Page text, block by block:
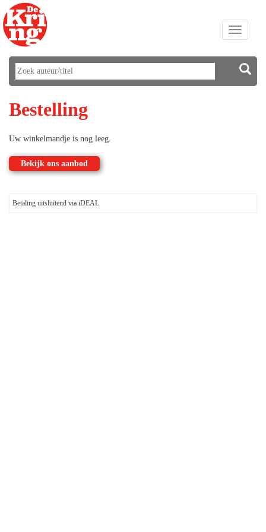
Toggle
Bestelling
Uw winkelmandje is nog leeg.
Bekijk ons aanbod
Betaling uitsluitend via iDEAL